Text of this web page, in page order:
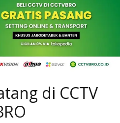
di CCTV